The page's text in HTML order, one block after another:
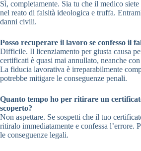
Sì, completamente. Sia tu che il medico
nel reato di falsità ideologica e truffa.
danni civili.
Posso recuperare il lavoro se confesso il
Difficile. Il licenziamento per giusta causa
certificati è quasi mai annullato, neanche
La fiducia lavorativa è irreparabilmente
potrebbe mitigare le conseguenze penali.
Quanto tempo ho per ritirare un
scoperto?
Non aspettare. Se sospetti che il tuo
ritiralo immediatamente e confessa l’errore.
le conseguenze legali.